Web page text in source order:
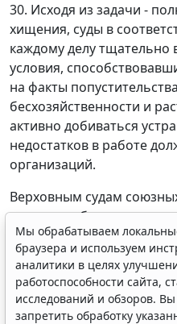
30. Исходя из задачи -
хищения, суды в
каждому делу
условия,
на факты
бесхозяйственности и
активно добиваться
недостатков в работе
организаций.
Верховным судам
краевым, областным,
автономных областей и
дел в кассационном и
необходимо больше
выполнение этих
рассматривающими
Мы обрабатываем
браузера и используем
аналитики в целях
работоспособности сайта,
исследований и обзоров.
запретить обработку